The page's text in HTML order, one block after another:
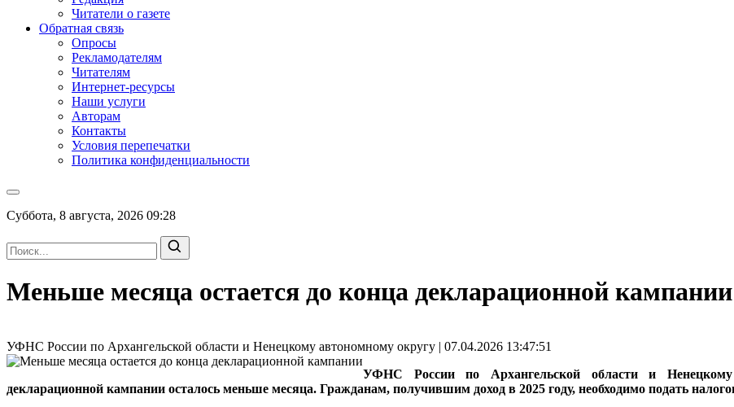
Читатели о газете
Обратная связь
Опросы
Рекламодателям
Читателям
Интернет-ресурсы
Наши услуги
Авторам
Контакты
Условия перепечатки
Политика конфиденциальности
Суббота, 8 августа, 2026 09:28
Меньше месяца остается до конца декларационной кампании
УФНС России по Архангельской области и Ненецкому автономному округу | 07.04.2026 13:47:51
УФНС России по Архангельской области и
декларационной кампании осталось меньше месяца. Гражданам, получившим доход в 2025 году, необходимо подать